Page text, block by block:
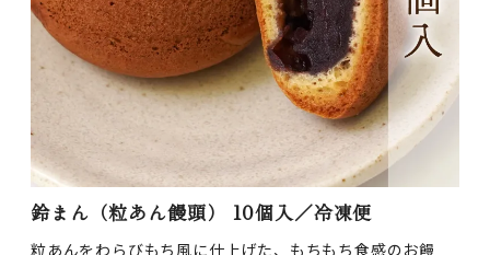
鈴まん（粒あん饅頭） 10個入／冷凍便
粒あんをわらびもち風に仕上げた、もちもち食感のお饅